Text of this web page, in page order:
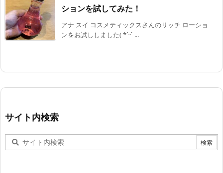
ションを試してみた！
アナ スイ コスメティックスさんのリッチ ローショ
ンをお試ししました( *ˊᵕˋ ...
サイト内検索